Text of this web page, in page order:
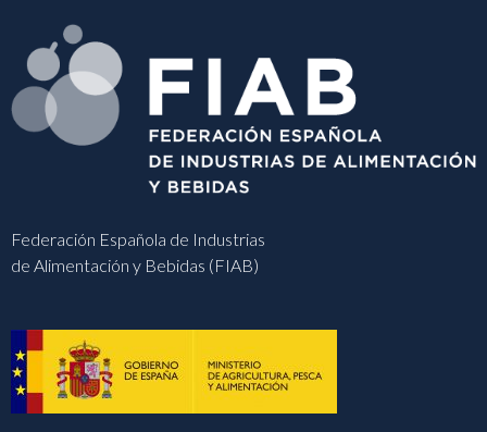
Federación Española de Industrias
de Alimentación y Bebidas (FIAB)